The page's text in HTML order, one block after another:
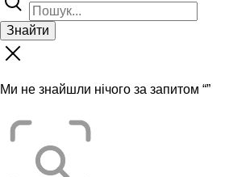
Знайти
Ми не знайшли нічого за запитом “”